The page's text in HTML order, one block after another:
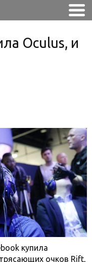
Oculus, и
купила
очков Rift,